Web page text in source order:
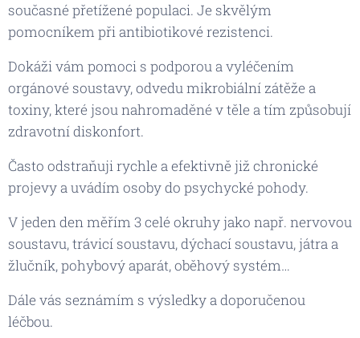
současné přetížené populaci. Je skvělým
pomocníkem při antibiotikové rezistenci.
Dokáži vám pomoci s podporou a vyléčením
orgánové soustavy, odvedu mikrobiální zátěže a
toxiny, které jsou nahromaděné v těle a tím způsobují
zdravotní diskonfort.
Často odstraňuji rychle a efektivně již chronické
projevy a uvádím osoby do psychycké pohody.
V jeden den měřím 3 celé okruhy jako např. nervovou
soustavu, trávicí soustavu, dýchací soustavu, játra a
žlučník, pohybový aparát, oběhový systém…
Dále vás seznámím s výsledky a doporučenou
léčbou.